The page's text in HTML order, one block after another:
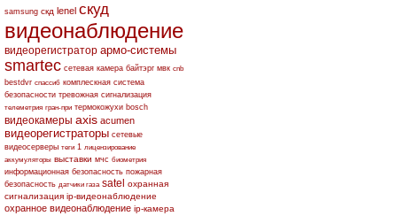
samsung скд lenel скуд
видеонаблюдение
видеорегистратор армо-системы
smartec сетевая камера байтэрг мвк cnb
bestdvr спассиб комплескная система
безопасности тревожная сигнализация
телеметрия гран-при термокожухи bosch
видеокамеры axis acumen
видеорегистраторы сетевые
видеосерверы теги 1 лицензирование
аккумуляторы выставки мчс биометрия
информационная безопасность пожарная
безопасность датчики газа satel
охранная
сигнализация ip-видеонаблюдение
охранное видеонаблюдение ip-камера